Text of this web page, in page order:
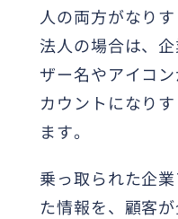
人の両方がなり
法人の場合は、
ザー名やアイコ
カウントになり
ます。
乗っ取られた企
た情報を、顧客